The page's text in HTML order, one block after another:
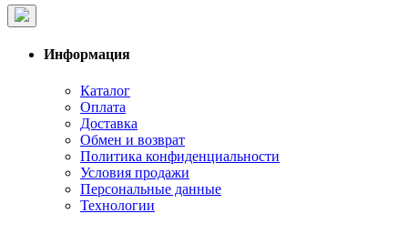
Информация
Каталог
Оплата
Доставка
Обмен и возврат
Политика конфиденциальности
Условия продажи
Персональные данные
Технологии